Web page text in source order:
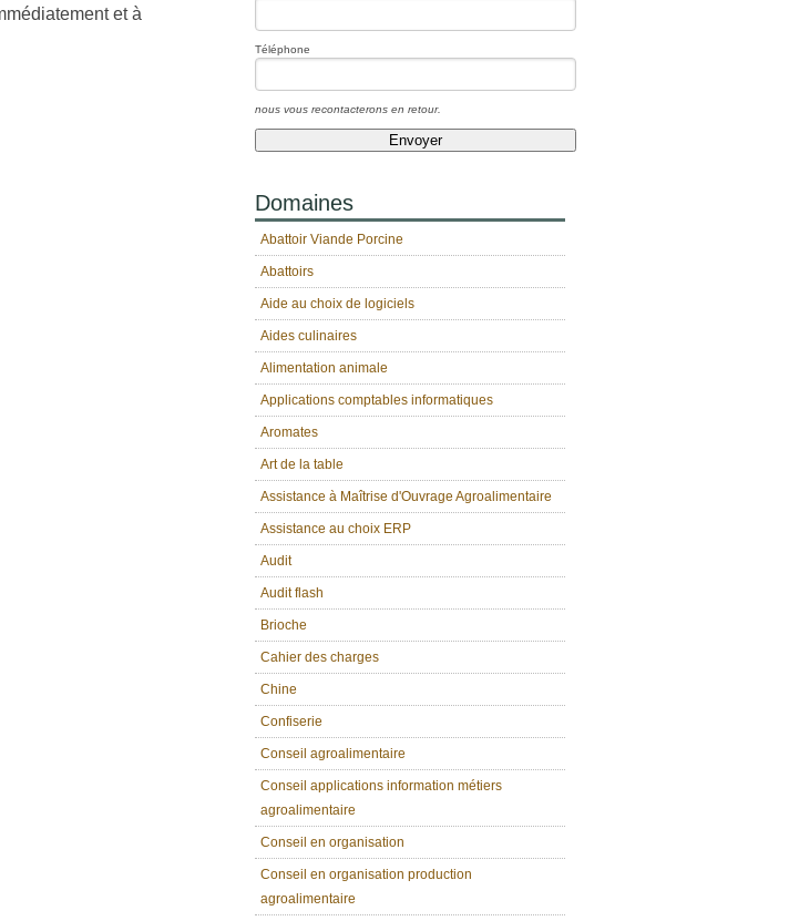
et à
Téléphone
nous vous recontacterons en retour.
Domaines
Abattoir Viande Porcine
Abattoirs
Aide au choix de logiciels
Aides culinaires
Alimentation animale
Applications comptables informatiques
Aromates
Art de la table
Assistance à Maîtrise d'Ouvrage Agroalimentaire
Assistance au choix ERP
Audit
Audit flash
Brioche
Cahier des charges
Chine
Confiserie
Conseil agroalimentaire
Conseil applications information métiers
agroalimentaire
Conseil en organisation
Conseil en organisation production
agroalimentaire